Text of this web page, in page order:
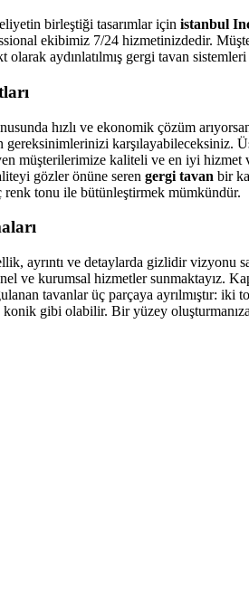
birleştiği tasarımlar için istanbul
ekibimiz 7/24 hizmetinizdedir.
aydınlatılmış gergi tavan
hızlı ve ekonomik çözüm
karşılayabileceksiniz.
müşterilerimize kaliteli ve en iyi
gözler önüne seren gergi tavan bir
renk tonu ile bütünleştirmek mümkündür.
ayrıntı ve detaylarda gizlidir vizyonu
ve kurumsal hizmetler sunmaktayız.
tavanlar üç parçaya ayrılmıştır: iki
gibi olabilir. Bir yüzey